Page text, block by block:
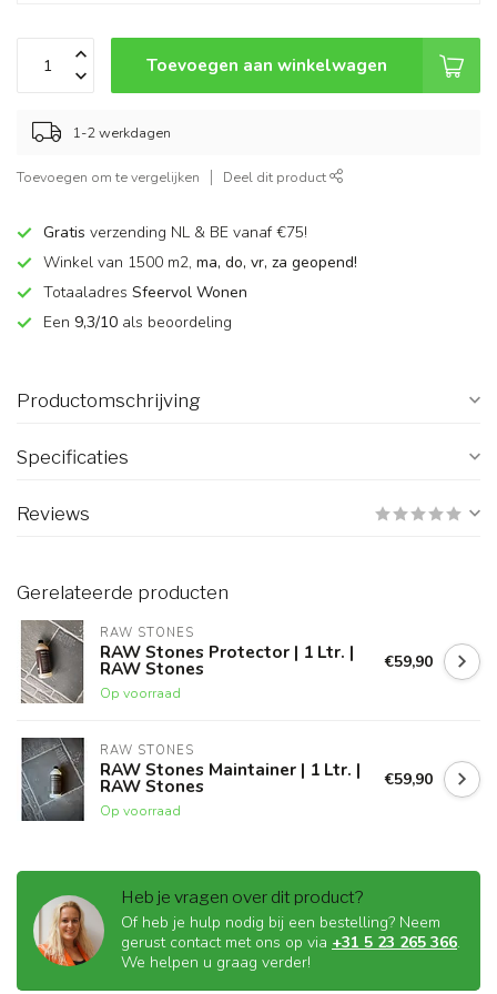
Toevoegen aan winkelwagen
1-2 werkdagen
Toevoegen om te vergelijken Deel dit product
Gratis verzending NL & BE vanaf €75!
Winkel van 1500 m2, ma, do, vr, za geopend!
Totaaladres Sfeervol Wonen
Een 9,3/10 als beoordeling
Productomschrijving
Specificaties
Reviews
Gerelateerde producten
RAW STONES
RAW Stones Protector | 1 Ltr. |
RAW Stones
Op voorraad
€59,90
RAW STONES
RAW Stones Maintainer | 1 Ltr. |
RAW Stones
Op voorraad
€59,90
Heb je vragen over dit product?
Of heb je hulp nodig bij een bestelling? Neem
gerust contact met ons op via +31 5 23 265 366.
We helpen u graag verder!